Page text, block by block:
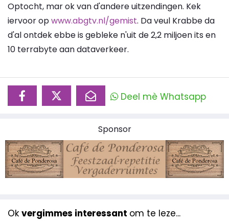
Optocht, mar ok van d'andere uitzendingen. Kek
iervoor opwww.abgtv.nl/gemist. Da veul Krabbe da
d'al ontdek ebbe is gebleke n'uit de 2,2 miljoen its en
10 terrabyte aan dataverkeer.
Deel mè Whatsapp
Sponsor
Ok vergimmes interessant om te leze...